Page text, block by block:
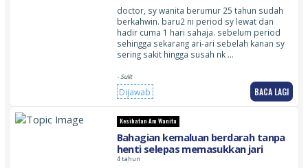
doctor, sy wanita berumur 25 tahun sudah
berkahwin. baru2 ni period sy lewat dan
hadir cuma 1 hari sahaja. sebelum period
sehingga sekarang ari-ari sebelah kanan sy
sering sakit hingga susah nk …
- Sulit
Dijawab BACA LAGI
Kesihatan Am Wanita
Bahagian kemaluan berdarah tanpa
henti selepas memasukkan jari
4 tahun